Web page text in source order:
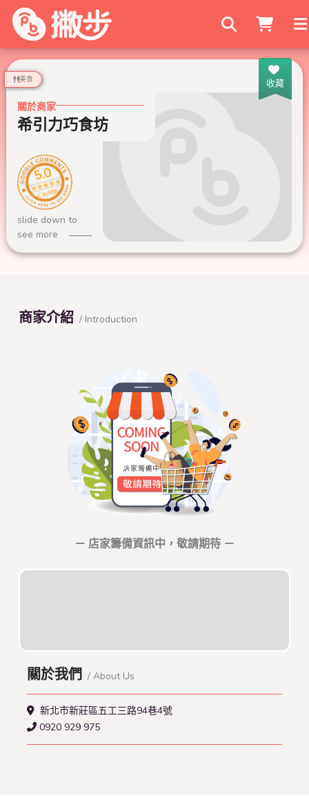
搜尋商家
收藏
美食
關於商家
希引力巧食坊
5.0
6 則評論
slide down to
see more
商家介紹 / Introduction
－ 店家籌備資訊中，敬請期待 －
關於我們 / About Us
新北市新莊區五工三路94巷4號
0920 929 975